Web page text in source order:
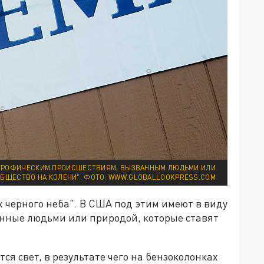
ПРОИСШЕСТВИЯМ, ВЫЗВАННЫМ ЛЮДЬМИ ИЛИ
НА КОЛЕНИ". ФОТО: WWW.GLOBALLOOKPRESS.COM
черного неба". В США под этим имеют в виду
людьми или природой, которые ставят
свет, в результате чего на бензоколонках